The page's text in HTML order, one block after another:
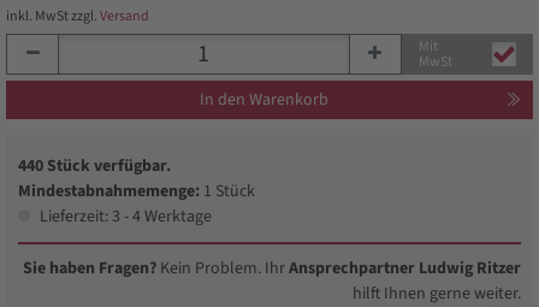
inkl. MwSt zzgl.Versand
Mit
MwSt
In den Warenkorb
440 Stück verfügbar.
Mindestabnahmemenge: 1 Stück
Lieferzeit: 3 - 4 Werktage
Sie haben Fragen? Kein Problem. IhrAnsprechpartner Ludwig Ritzer
hilft Ihnen gerne weiter.